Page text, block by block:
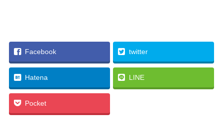
Facebook twitter
Hatena LINE
Pocket